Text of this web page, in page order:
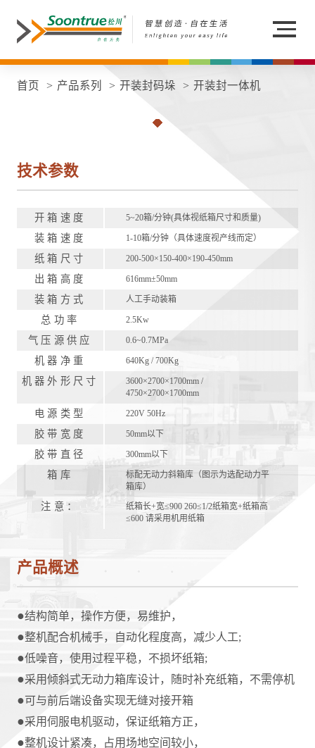
首页 产品系列 开装封码垛 开装封一体机
技术参数
开箱速度 5~20箱/分钟(具体视纸箱尺寸和质量)
装箱速度 1-10箱/分钟（具体速度视产线而定）
纸箱尺寸 200-500×150-400×190-450mm
出箱高度 616mm±50mm
装箱方式 人工手动装箱
总功率 2.5Kw
气压源供应 0.6~0.7MPa
机器净重 640Kg / 700Kg
机器外形尺寸
3600×2700×1700mm /
4750×2700×1700mm
电源类型 220V 50Hz
胶带宽度 50mm以下
胶带直径 300mm以下
箱库
标配无动力斜箱库（图示为选配动力平
箱库）
注意：
纸箱长+宽≤900 260≤1/2纸箱宽+纸箱高
≤600 请采用机用纸箱
产品概述
●结构简单，操作方便，易维护，
●整机配合机械手，自动化程度高，减少人工;
●低噪音，使用过程平稳，不损坏纸箱;
●采用倾斜式无动力箱库设计，随时补充纸箱，不需停机
●可与前后端设备实现无缝对接开箱
●采用伺服电机驱动，保证纸箱方正，
●整机设计紧凑，占用场地空间较小，